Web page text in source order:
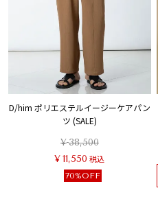
D/him ポリエステルイージーケアパン
ツ (SALE)
¥38,500
¥ 11,550 税込
70%OFF